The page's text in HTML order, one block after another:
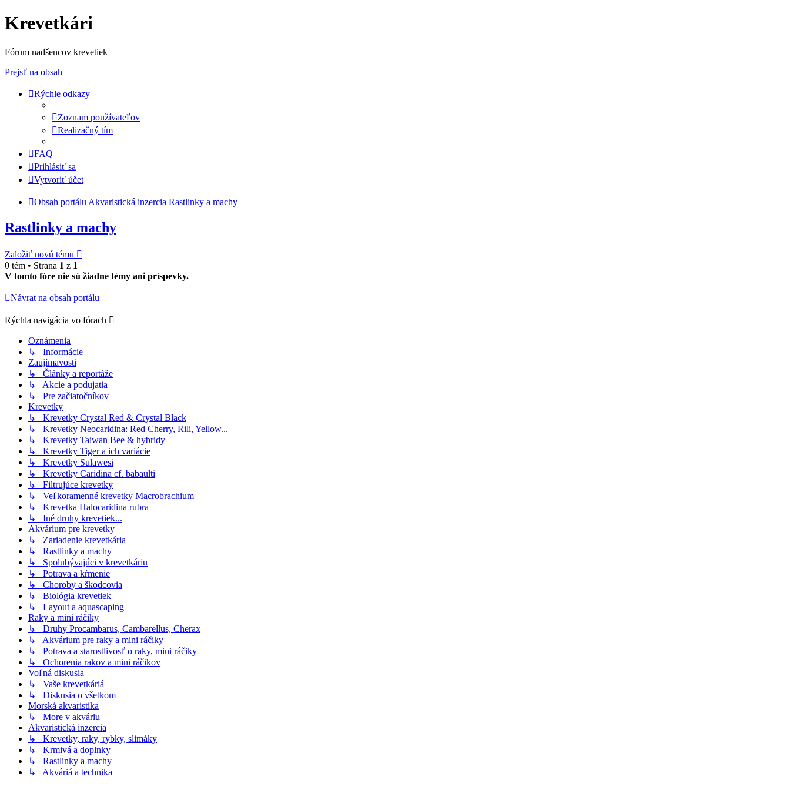
Krevetkári
Fórum nadšencov krevetiek
Prejsť na obsah
Rýchle odkazy
Zoznam používateľov
Realizačný tím
FAQ
Prihlásiť sa
Vytvoriť účet
Obsah portálu Akvaristická inzercia Rastlinky a machy
Rastlinky a machy
Založiť novú tému
0 tém • Strana 1 z 1
V tomto fóre nie sú žiadne témy ani príspevky.
Návrat na obsah portálu
Rýchla navigácia vo fórach
Oznámenia
↳ Informácie
Zaujímavosti
↳ Články a reportáže
↳ Akcie a podujatia
↳ Pre začiatočníkov
Krevetky
↳ Krevetky Crystal Red & Crystal Black
↳ Krevetky Neocaridina: Red Cherry, Rili, Yellow...
↳ Krevetky Taiwan Bee & hybridy
↳ Krevetky Tiger a ich variácie
↳ Krevetky Sulawesi
↳ Krevetky Caridina cf. babaulti
↳ Filtrujúce krevetky
↳ Veľkoramenné krevetky Macrobrachium
↳ Krevetka Halocaridina rubra
↳ Iné druhy krevetiek...
Akvárium pre krevetky
↳ Zariadenie krevetkária
↳ Rastlinky a machy
↳ Spolubývajúci v krevetkáriu
↳ Potrava a kŕmenie
↳ Choroby a škodcovia
↳ Biológia krevetiek
↳ Layout a aquascaping
Raky a mini ráčiky
↳ Druhy Procambarus, Cambarellus, Cherax
↳ Akvárium pre raky a mini ráčiky
↳ Potrava a starostlivosť o raky, mini ráčiky
↳ Ochorenia rakov a mini ráčikov
Voľná diskusia
↳ Vaše krevetkáriá
↳ Diskusia o všetkom
Morská akvaristika
↳ More v akváriu
Akvaristická inzercia
↳ Krevetky, raky, rybky, slimáky
↳ Krmivá a doplnky
↳ Rastlinky a machy
↳ Akváriá a technika